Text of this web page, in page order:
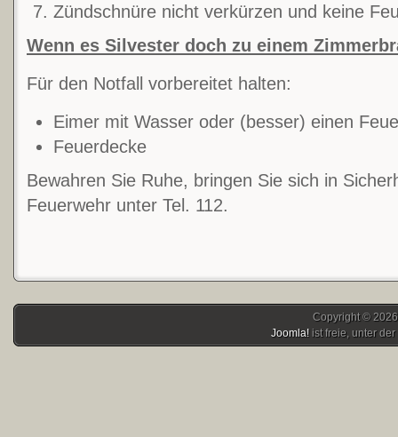
Zündschnüre nicht verkürzen und keine
Wenn es Silvester doch zu einem
Für den Notfall vorbereitet halten:
Eimer mit Wasser oder (besser) einen
Feuerdecke
Bewahren Sie Ruhe, bringen Sie sich in
Feuerwehr unter Tel. 112.
Copyright ©
Joomla! ist freie, unter der